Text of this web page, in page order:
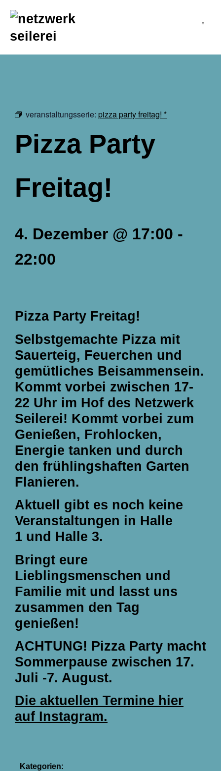
springen
veranstaltungsserie: pizza party freitag! *
Pizza Party
Freitag!
4. Dezember @ 17:00 -
22:00
Pizza Party Freitag!
Selbstgemachte Pizza mit
Sauerteig, Feuerchen und
gemütliches Beisammensein.
Kommt vorbei zwischen 17-
22 Uhr im Hof des Netzwerk
Seilerei! Kommt vorbei zum
Genießen, Frohlocken,
Energie tanken und durch
den frühlingshaften Garten
Flanieren.
Aktuell gibt es noch keine
Veranstaltungen in Halle
1 und Halle 3.
Bringt eure
Lieblingsmenschen und
Familie mit und lasst uns
zusammen den Tag
genießen!
ACHTUNG! Pizza Party macht
Sommerpause zwischen 17.
Juli -7. August.
Die aktuellen Termine hier
auf Instagram.
Kategorien: